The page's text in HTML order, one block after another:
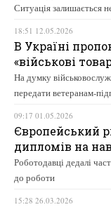
Ситуація залишається
18:51 12.05.2026
В Україні
«військові
На думку
передати ветеранам-
09:17 01.05.2026
Європейський
дипломів на
Роботодавці дедалі
до роботи
15:28 26.03.2026